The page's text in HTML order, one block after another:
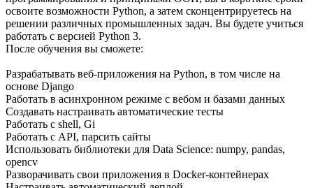
освоите возможности Python, а затем сконцентрируетесь на
решении различных промышленных задач. Вы будете учиться
работать с версией Python 3.
После обучения вы сможете:
Разрабатывать веб-приложения на Python, в том числе на
основе Django
Работать в асинхронном режиме с вебом и базами данных
Создавать настраивать автоматические тесты
Работать с shell, Gi
Работать с API, парсить сайты
Использовать библиотеки для Data Science: numpy, pandas,
opencv
Разворачивать свои приложения в Docker-контейнерах